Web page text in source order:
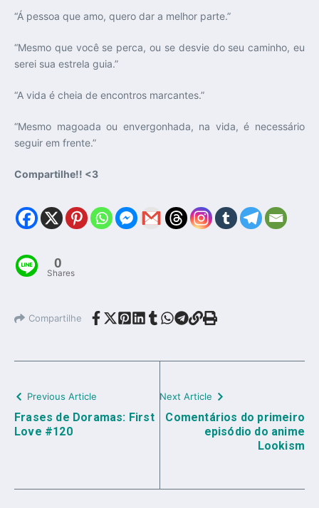
“Á pessoa que amo, quero dar a melhor parte.”
“Mesmo que você se perca, ou se desvie do seu caminho, eu
serei sua estrela guia.”
“A vida é cheia de encontros marcantes.”
“Mesmo magoada ou envergonhada, na vida, é necessário
seguir em frente.”
Compartilhe!! <3
0
Shares
Compartilhe
Previous Article
Frases de Doramas: First
Love #120
Next Article
Comentários do primeiro
episódio do anime
Lookism